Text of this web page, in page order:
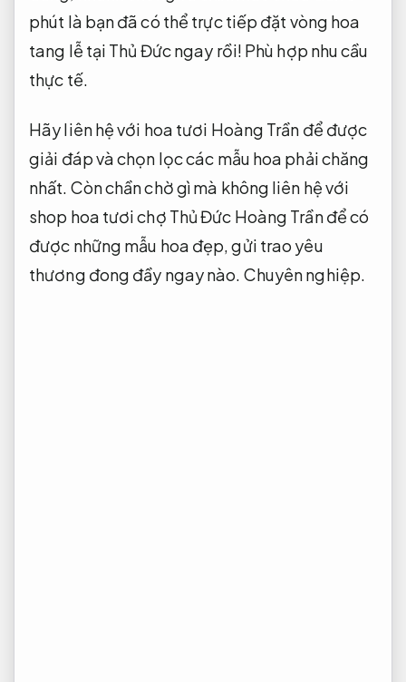
phút là bạn đã có thể trực tiếp đặt vòng hoa
tang lễ tại Thủ Đức ngay rồi! Phù hợp nhu cầu
thực tế.
Hãy liên hệ với hoa tươi Hoàng Trần để được
giải đáp và chọn lọc các mẫu hoa phải chăng
nhất. Còn chần chờ gì mà không liên hệ với
shop hoa tươi chợ Thủ Đức Hoàng Trần để có
được những mẫu hoa đẹp, gửi trao yêu
thương đong đầy ngay nào. Chuyên nghiệp.